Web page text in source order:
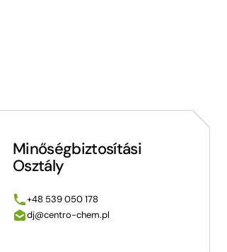
Minőségbiztosítási
Osztály
+48 539 050 178
dj@centro-chem.pl